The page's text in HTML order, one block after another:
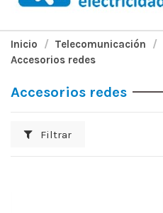
Inicio Telecomunicación
Accesorios redes
Accesorios redes
Filtrar